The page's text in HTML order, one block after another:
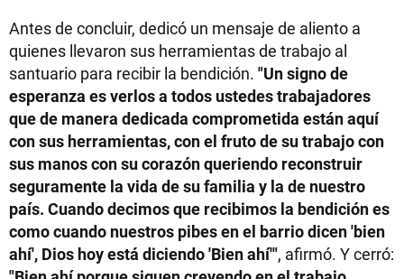
Antes de concluir, dedicó un mensaje de aliento a
quienes llevaron sus herramientas de trabajo al
santuario para recibir la bendición. "Un signo de
esperanza es verlos a todos ustedes trabajadores
que de manera dedicada comprometida están aquí
con sus herramientas, con el fruto de su trabajo con
sus manos con su corazón queriendo reconstruir
seguramente la vida de su familia y la de nuestro
país. Cuando decimos que recibimos la bendición es
como cuando nuestros pibes en el barrio dicen 'bien
ahí', Dios hoy está diciendo 'Bien ahí'", afirmó. Y cerró: